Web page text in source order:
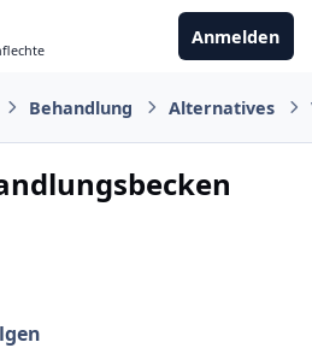
Anmelden
Behandlung Alternatives